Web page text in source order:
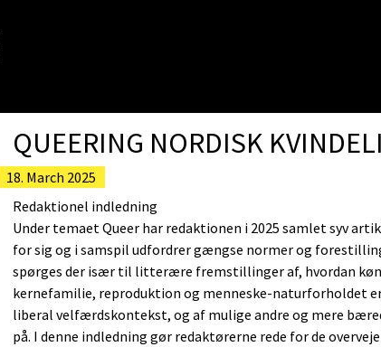
QUEERING NORDISK
18. March 2025
Redaktionel indledning
Under temaet Queer har redaktionen i 2025 samlet syv
for sig og i samspil udfordrer gængse normer og
spørges der især til litterære fremstillinger af, hvordan
kernefamilie, reproduktion og menneske-naturforholdet
liberal velfærdskontekst, og af mulige andre og mere
på. I denne indledning gør redaktørerne rede for de